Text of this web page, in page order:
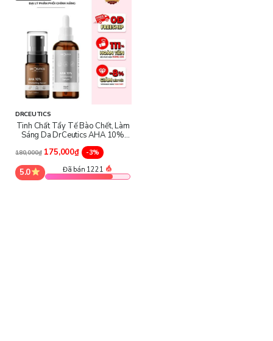
DRCEUTICS
Tinh Chất Tẩy Tế Bào Chết, Làm
Sáng Da DrCeutics AHA 10%
Exfoliating Serum
180,000₫ 175,000₫ -3%
5.0 Đã bán 1221